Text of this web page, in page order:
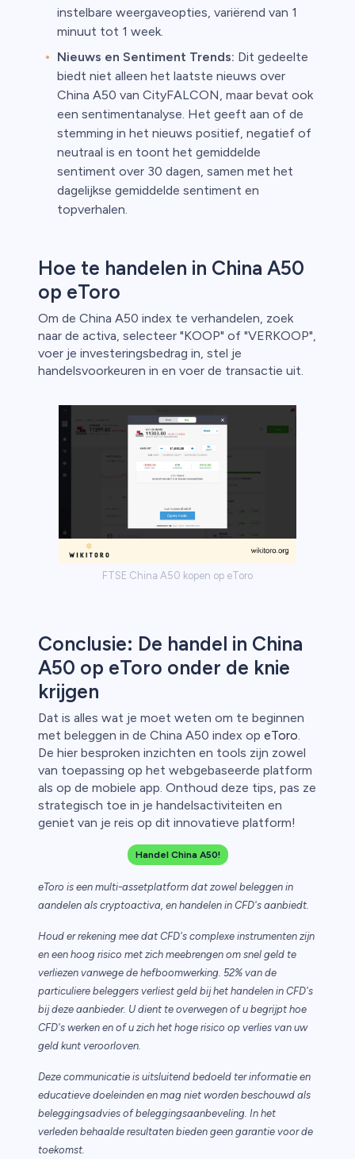
instelbare weergaveopties, variërend van 1
minuut tot 1 week.
Nieuws en Sentiment Trends: Dit gedeelte
biedt niet alleen het laatste nieuws over
China A50 van CityFALCON, maar bevat ook
een sentimentanalyse. Het geeft aan of de
stemming in het nieuws positief, negatief of
neutraal is en toont het gemiddelde
sentiment over 30 dagen, samen met het
dagelijkse gemiddelde sentiment en
topverhalen.
Hoe te handelen in China A50
op eToro
Om de China A50 index te verhandelen, zoek
naar de activa, selecteer "KOOP" of "VERKOOP",
voer je investeringsbedrag in, stel je
handelsvoorkeuren in en voer de transactie uit.
FTSE China A50 kopen op eToro
Conclusie: De handel in China
A50 op eToro onder de knie
krijgen
Dat is alles wat je moet weten om te beginnen
met beleggen in de China A50 index op eToro.
De hier besproken inzichten en tools zijn zowel
van toepassing op het webgebaseerde platform
als op de mobiele app. Onthoud deze tips, pas ze
strategisch toe in je handelsactiviteiten en
geniet van je reis op dit innovatieve platform!
Handel China A50!
eToro is een multi-assetplatform dat zowel beleggen in
aandelen als cryptoactiva, en handelen in CFD's aanbiedt.
Houd er rekening mee dat CFD's complexe instrumenten zijn
en een hoog risico met zich meebrengen om snel geld te
verliezen vanwege de hefboomwerking. 52% van de
particuliere beleggers verliest geld bij het handelen in CFD's
bij deze aanbieder. U dient te overwegen of u begrijpt hoe
CFD's werken en of u zich het hoge risico op verlies van uw
geld kunt veroorloven.
Deze communicatie is uitsluitend bedoeld ter informatie en
educatieve doeleinden en mag niet worden beschouwd als
beleggingsadvies of beleggingsaanbeveling. In het
verleden behaalde resultaten bieden geen garantie voor de
toekomst.